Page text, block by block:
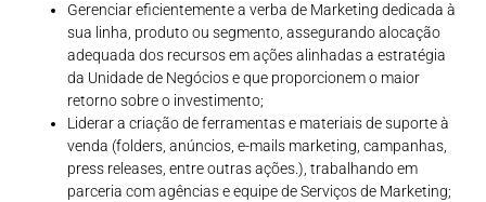
Gerenciar eficientemente a verba de Marketing dedicada à
sua linha, produto ou segmento, assegurando alocação
adequada dos recursos em ações alinhadas a estratégia
da Unidade de Negócios e que proporcionem o maior
retorno sobre o investimento;
Liderar a criação de ferramentas e materiais de suporte à
venda (folders, anúncios, e-mails marketing, campanhas,
press releases, entre outras ações.), trabalhando em
parceria com agências e equipe de Serviços de Marketing;